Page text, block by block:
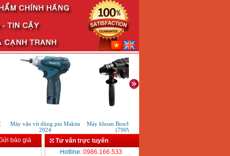
Máy vặn vít dùng pin Makita
2024
Máy khoan Bosch GBH 2-24RE
(790W)
báo giá
Tư vấn trực tuyến
Hotline: 0986.166.533